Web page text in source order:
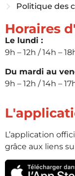
Politique des
Horaires
Le lundi :
9h – 12h / 14h –
Du mardi au
9h – 12h / 14h –
L’application
grâce aux liens